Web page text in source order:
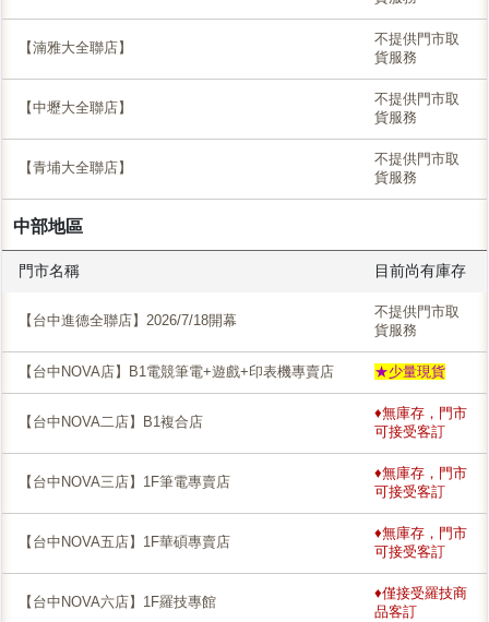
【湳雅大全聯店】
不提供門市取
貨服務
【中壢大全聯店】
不提供門市取
貨服務
【青埔大全聯店】
不提供門市取
貨服務
中部地區
門市名稱 目前尚有庫存
【台中進德全聯店】2026/7/18開幕
不提供門市取
貨服務
【台中NOVA店】B1電競筆電+遊戲+印表機專賣店 ★少量現貨
【台中NOVA二店】B1複合店
♦無庫存，門市
可接受客訂
【台中NOVA三店】1F筆電專賣店
♦無庫存，門市
可接受客訂
【台中NOVA五店】1F華碩專賣店
♦無庫存，門市
可接受客訂
【台中NOVA六店】1F羅技專館
♦僅接受羅技商
品客訂